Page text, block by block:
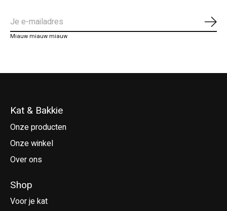
Miauw miauw miauw
Kat & Bakkie
Onze producten
Onze winkel
Over ons
Shop
Voor je kat